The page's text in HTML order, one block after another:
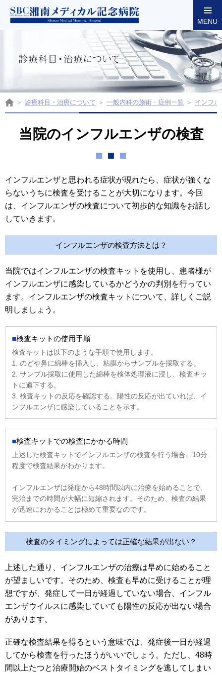
MENU
東京都墨田区両国の湘南メディカル記念病院
診療科目・治療について 一般内科の施術・症例一覧 インフ
当院のインフルエンザの検査
インフルエンザと思われる症状が現れたら、症状が強くな
らないうちに検査を受けることが大切になります。今回
は、インフルエンザの検査について初歩的な知識をお話し
していきます。
インフルエンザの検査方法とは？
当院ではインフルエンザの検査キットを使用し、患者様が
インフルエンザに感染しているかどうかの判別を行ってい
ます。インフルエンザの検査キットについて、詳しくご説
明しましょう。
検査キットの使用手順
検査キットは以下のような手順で使用します。
1. のどや鼻に綿棒を挿入し、粘膜からサンプルを採取する。
2. サンプル採取に使用した綿棒を検体処理液に浸し、検査キッ
トに適下する。
3. 検査キットの反応を確認する。陽性の反応が出ていれば、イ
ンフルエンザに感染していることを示す。
検査キットでの検査にかかる時間
上述した検査キットでインフルエンザの検査を行う場合、10分
程度で検査結果がわかります。
インフルエンザは発症から48時間以内に治療を始めることで、
完治までの時間が大幅に短縮されます。そのため、検査の結果
が迅速にわかることは極めて重要なのです。
検査のタイミングによっては正確な結果が出ない？
上述した通り、インフルエンザの治療は早めに始めること
が望ましいです。そのため、検査も早めに受けることが理
想ですが、発症して一日が経過していない場合、インフル
エンザウイルスに感染していても陽性の反応が出ない場合
があります。
正確な検査結果を得るという意味では、発症後一日が経過
してから検査を行ったほうがいいでしょう。ただし、48時
間以上たつと治療開始のベストタイミングを逃してしまい